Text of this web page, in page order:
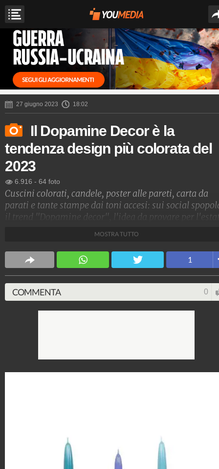
27 giugno 2023 18:02
Il Dopamine Decor è la
tendenza design più colorata del
2023
6.916 - 64 foto
Cuscini colorati, candele, poster alle pareti, carta da
parati e tante stampe dai toni accesi: sui social
il trend "Dopamine decor", l'idea da provare per
Stile e trend
1.515.245.585 1.957 video 138.077 foto
MOSTRA TUTTO
1
COMMENTA 0